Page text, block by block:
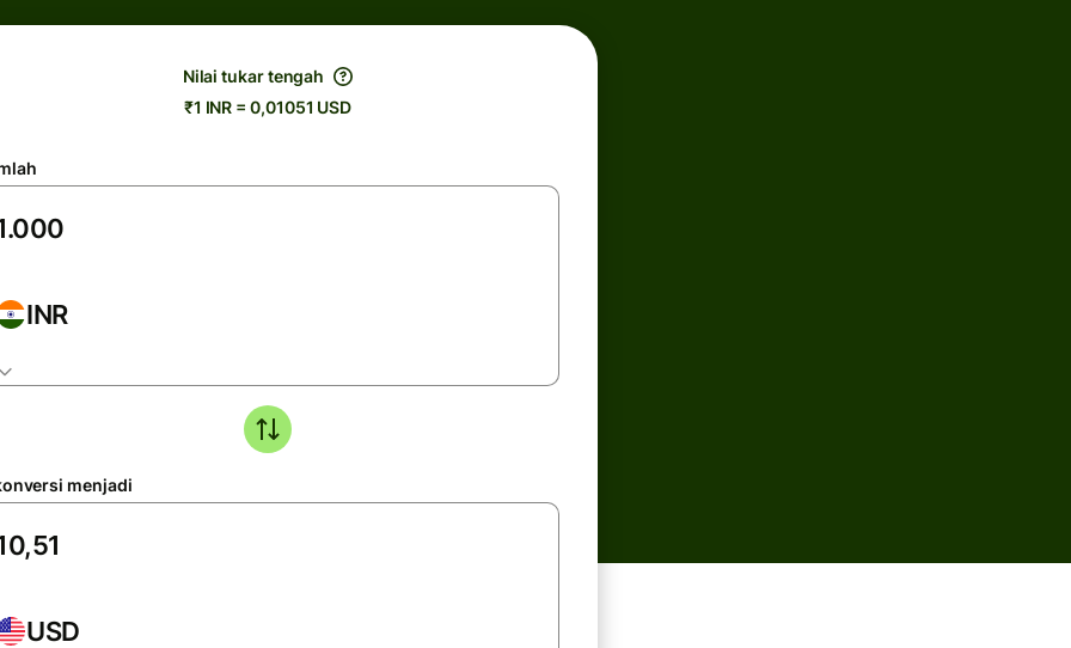
Nilai tukar tengah
₹1 INR = 0,01051 USD
INR
menjadi
USD